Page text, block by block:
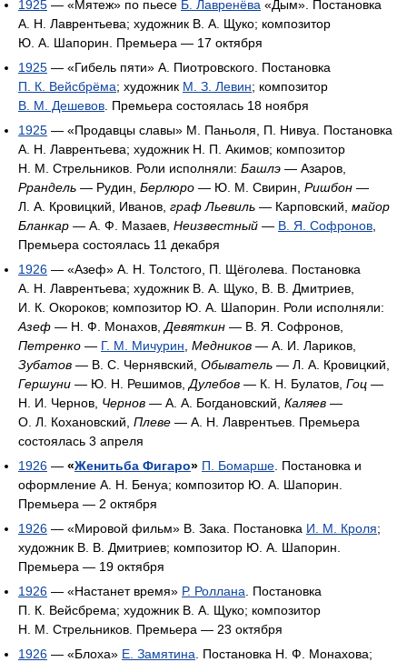
1925 — «Мятеж» по пьесе Б. Лавренёва «Дым». Постановка
А. Н. Лаврентьева; художник В. А. Щуко; композитор
Ю. А. Шапорин. Премьера — 17 октября
1925 — «Гибель пяти» А. Пиотровского. Постановка
П. К. Вейсбрёма; художник М. З. Левин; композитор
В. М. Дешевов . Премьера состоялась 18 ноября
1925 — «Продавцы славы» М. Паньоля, П. Нивуа. Постановка
А. Н. Лаврентьева; художник Н. П. Акимов; композитор
Н. М. Стрельников. Роли исполняли: Башлэ — Азаров,
Ррандель — Рудин, Берлюро — Ю. М. Свирин, Ришбон —
Л. А. Кровицкий, Иванов, граф Льевиль — Карповский, майор
Бланкар — А. Ф. Мазаев, Неизвестный — В. Я. Софронов
Премьера состоялась 11 декабря
1926 — «Азеф» A. Н. Толстого, П. Щёголева. Постановка
А. Н. Лаврентьева; художник В. А. Щуко, В. В. Дмитриев,
И. К. Окороков; композитор Ю. А. Шапорин. Роли исполняли:
Азеф — Н. Ф. Монахов, Девяткин — В. Я. Софронов,
Петренко — Г. М. Мичурин Медников — А. И. Лариков,
Зубатов — В. С. Чернявский, Обыватель — Л. А. Кровицкий,
Гершуни — Ю. Н. Решимов, Дулебов — К. Н. Булатов, Гоц —
Н. И. Чернов, Чернов — А. А. Богдановский, Каляев —
О. Л. Кохановский, Плеве — А. Н. Лаврентьев. Премьера
состоялась 3 апреля
1926 — «Женитьба Фигаро» П. Бомарше . Постановка и
оформление А. Н. Бенуа; композитор Ю. А. Шапорин.
Премьера — 2 октября
1926 — «Мировой фильм» В. Зака. Постановка И. М. Кроля;
художник В. В. Дмитриев; композитор Ю. А. Шапорин.
Премьера — 19 октября
1926 — «Настанет время» Р. Роллана . Постановка
П. К. Вейсбрема; художник В. А. Щуко; композитор
Н. М. Стрельников. Премьера — 23 октября
1926 — «Блоха» Е. Замятина . Постановка Н. Ф. Монахова;